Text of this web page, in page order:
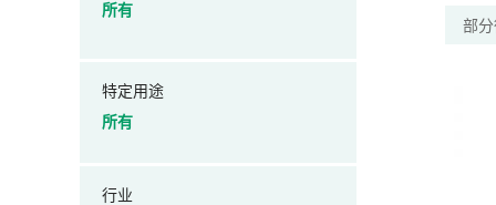
部
所有
特定用途
所有
行业